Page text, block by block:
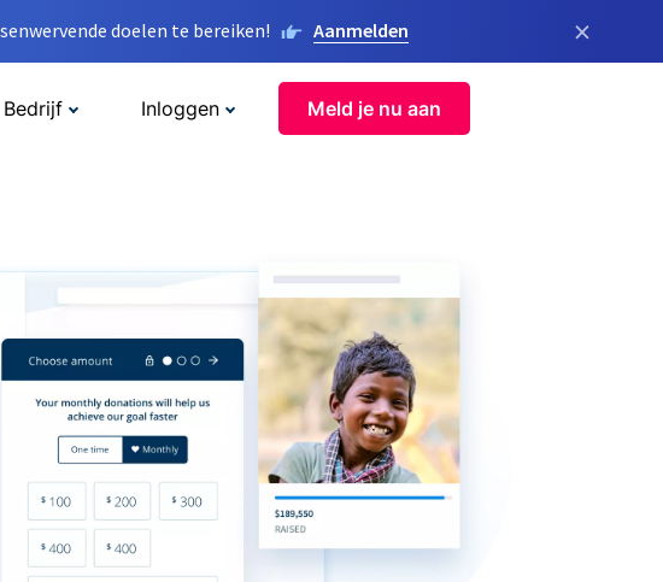
doelen te bereiken! Aanmelden ×
Bedrijf Inloggen Meld je nu aan